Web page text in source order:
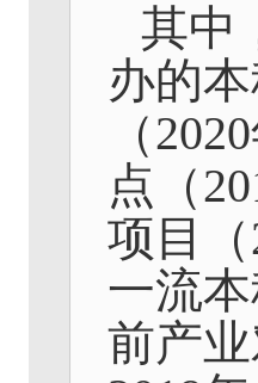
其中
办的
（2020
点（
项目（
一流
前产